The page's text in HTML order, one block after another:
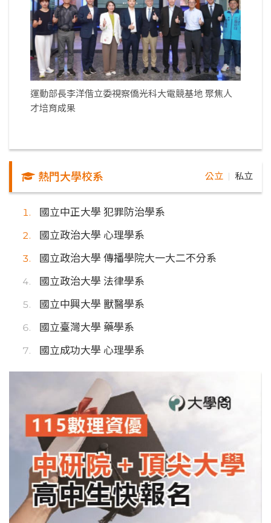
運動部長李洋偕立委視察僑光科大電競基地 聚焦人
才培育成果
熱門大學校系 公立 私立
國立中正大學 犯罪防治學系
國立政治大學 心理學系
國立政治大學 傳播學院大一大二不分系
國立政治大學 法律學系
國立中興大學 獸醫學系
國立臺灣大學 藥學系
國立成功大學 心理學系